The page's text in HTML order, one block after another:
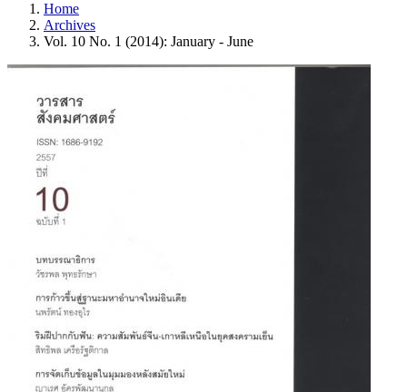
Home
Archives
Vol. 10 No. 1 (2014): January - June